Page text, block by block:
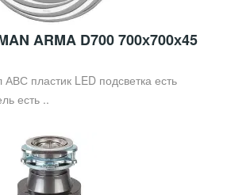
ARMA D700 700х700х45
пластик LED подсветка есть
есть ..